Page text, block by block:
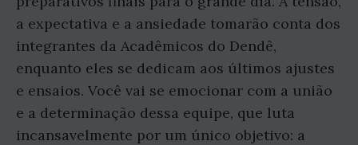
a expectativa e a ansiedade tomarão conta dos
integrantes da Acadêmicos do Dendê,
enquanto eles se dedicam aos últimos ajustes
e ensaios. Você vai se emocionar com a união
e a determinação dessa equipe, que luta
incansavelmente por um único objetivo: a